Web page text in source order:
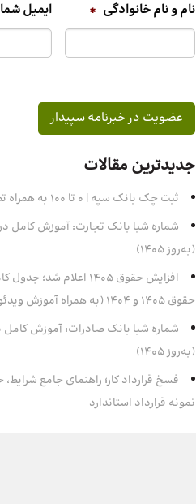
نام و نام خانوادگی * ایمیل شما
جدیدترین مقالات
ثبت چک بانک سپه | ۰ تا ۱۰۰ به همراه تصویر
شماره شبا بانک تجارت: آموزش کامل
(به‌روز ۱۴۰۵)
افزایش حقوق 1405 اعلام
حقوق 1405 و 1404 (به همراه آموزش ویدئویی)
شماره شبا بانک صادرات: آموزش کامل
(به‌روز ۱۴۰۵)
فسخ قرارداد کار؛ راهنمای جامع
نمونه قرارداد استاندارد